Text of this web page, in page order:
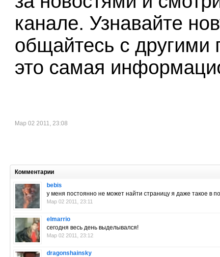
канале. Узнавайте
общайтесь с другими
это самая
Мар 02 2011, 23:08
Комментарии
bebis
у меня постоянно не может найти страницу я даже такое в
Мар 02 2011, 23:11
elmarrio
сегодня весь день выделывался!
Мар 02 2011, 23:12
dragonshainsky